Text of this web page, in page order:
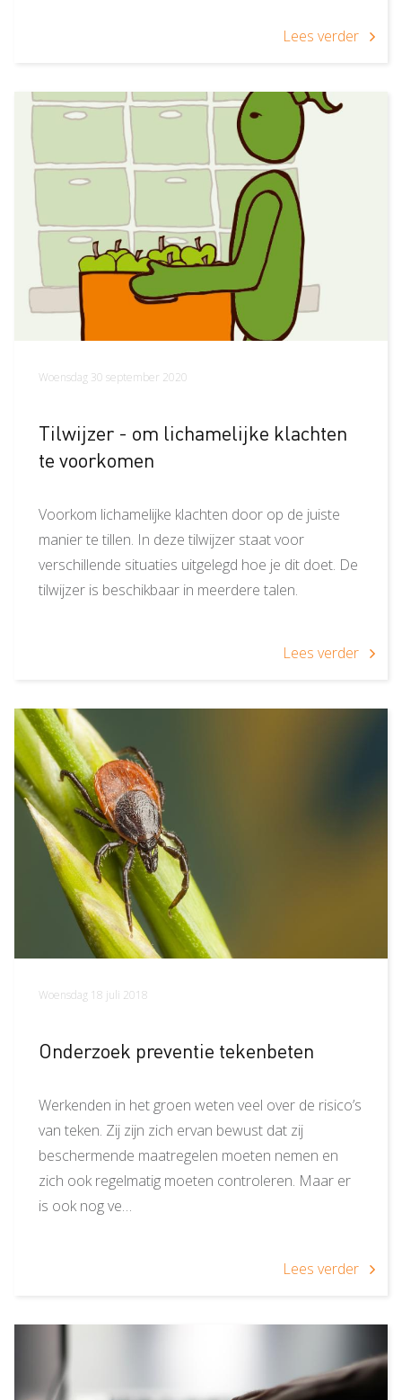
Lees verder
Woensdag 30 september 2020
Tilwijzer - om lichamelijke klachten
te voorkomen
Voorkom lichamelijke klachten door op de juiste
manier te tillen. In deze tilwijzer staat voor
verschillende situaties uitgelegd hoe je dit doet. De
tilwijzer is beschikbaar in meerdere talen.
Lees verder
Woensdag 18 juli 2018
Onderzoek preventie tekenbeten
Werkenden in het groen weten veel over de risico’s
van teken. Zij zijn zich ervan bewust dat zij
beschermende maatregelen moeten nemen en
zich ook regelmatig moeten controleren. Maar er
is ook nog ve…
Lees verder